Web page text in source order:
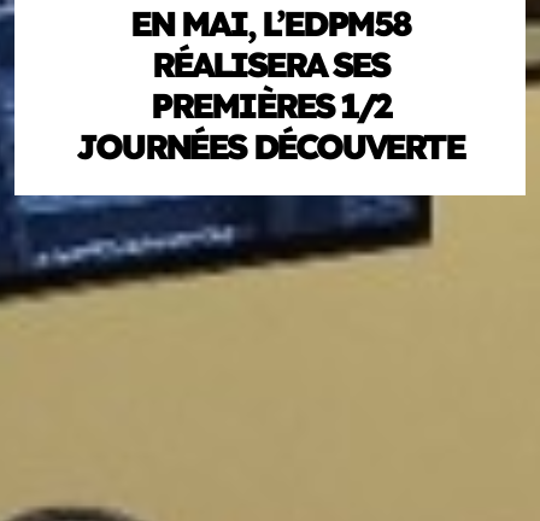
EN MAI, L’EDPM58
RÉALISERA SES
PREMIÈRES 1/2
JOURNÉES DÉCOUVERTE